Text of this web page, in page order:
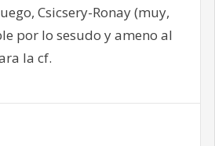
Csicsery-Ronay (muy,
por lo sesudo y ameno al
la cf.